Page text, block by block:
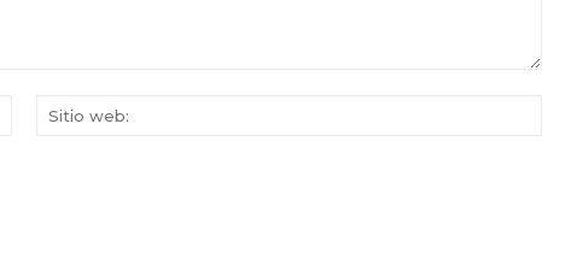
Correo